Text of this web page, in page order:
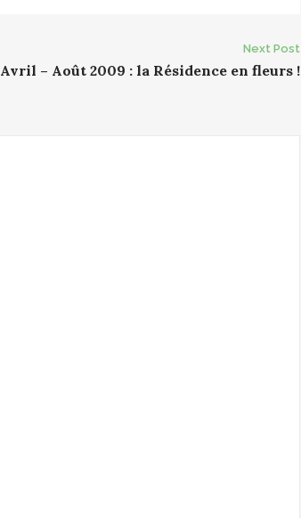
Next Post
Avril – Août 2009 : la Résidence en fleurs !